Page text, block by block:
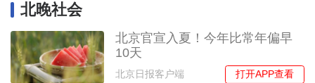
北晚社会
北京官宣入夏！今年比常年偏早
10天
北京日报客户端 打开APP查看